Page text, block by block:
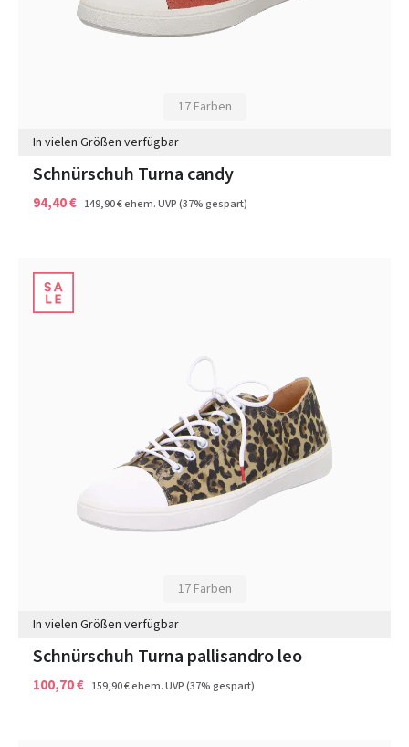
17 Farben
In vielen Größen verfügbar
Schnürschuh Turna candy
94,40 € 149,90 €ehem. UVP(37% gespart)
17 Farben
In vielen Größen verfügbar
Schnürschuh Turna pallisandro leo
100,70 € 159,90 €ehem. UVP(37% gespart)